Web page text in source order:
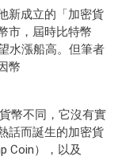
新成立的「加密貨
市，屆時比特幣
水漲船高。但筆者
幣
幣不同，它沒有實
話而誕生的加密貨
Coin），以及